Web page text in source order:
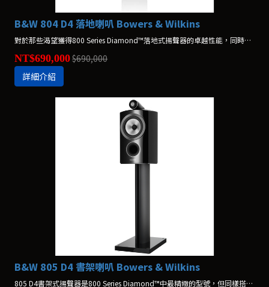
B&W 804 D4 落地喇叭 Bowers & Wilkins
對於那些渴望獲得800 Series Diamond™落地式揚聲器的卓越性能，同時偏好經典箱體外觀的使用者來說，804 D4是最佳的選擇。創新的箱體造型與底座使其成為有史以來性能最好的804產品。
NT$690,000$690,000
詳細介紹
B&W 805 D4 書架喇叭 Bowers & Wilkins
805 D4書架式揚聲器是800 Series Diamond™中最精緻的型號，但同樣搭載多項先進技術，包括鑽石高音單體和高音單體頂置技術。 *不含腳架，腳架另購$55,800